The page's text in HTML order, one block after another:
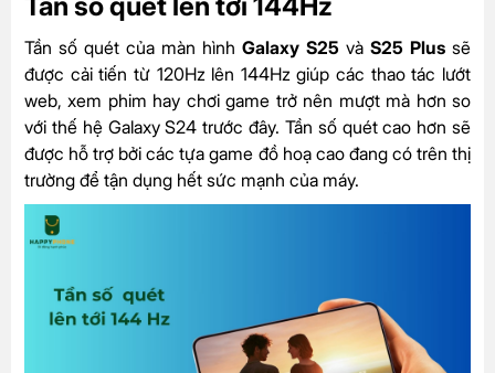
Tần số quét của màn hình Galaxy S25 và S25 Plus sẽ
được cải tiến từ 120Hz lên 144Hz giúp các thao tác lướt
web, xem phim hay chơi game trở nên mượt mà hơn so
với thế hệ Galaxy S24 trước đây. Tần số quét cao hơn sẽ
được hỗ trợ bởi các tựa game đồ hoạ cao đang có trên thị
trường để tận dụng hết sức mạnh của máy.